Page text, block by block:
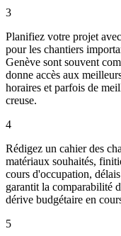
3
Planifiez votre projet
pour les chantiers
Genève sont souvent
donne accès aux
horaires et parfois de
creuse.
4
Rédigez un cahier des
matériaux souhaités,
cours d'occupation,
garantit la comparabilité
dérive budgétaire en
5